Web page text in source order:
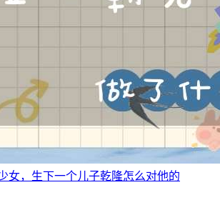
女，生下一个儿子乾隆怎么对他的